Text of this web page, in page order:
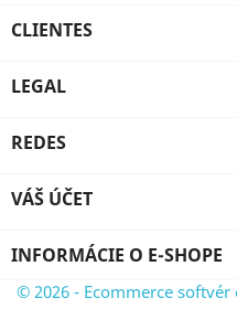
CLIENTES
LEGAL
REDES
VÁŠ ÚČET
INFORMÁCIE O E-SHOPE
© 2026 - Ecommerce softvér